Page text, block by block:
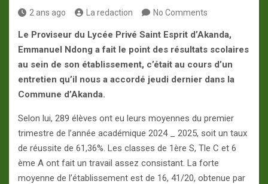
2 ans ago La redaction No Comments
Le Proviseur du Lycée Privé Saint Esprit d’Akanda,
Emmanuel Ndong a fait le point des résultats scolaires
au sein de son établissement, c’était au cours d’un
entretien qu’il nous a accordé jeudi dernier dans la
Commune d’Akanda.
Selon lui, 289 élèves ont eu leurs moyennes du premier
trimestre de l’année académique 2024 _ 2025, soit un taux
de réussite de 61,36%. Les classes de 1ère S, Tle C et 6
ème A ont fait un travail assez consistant. La forte
moyenne de l’établissement est de 16, 41/20, obtenue par